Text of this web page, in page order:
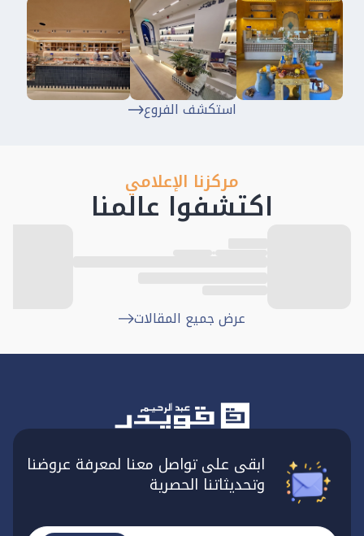
استكشف الفروع
مركزنا الإعلامي
اكتشفوا عالمنا
عرض جميع المقالات
ابقى على تواصل معنا لمعرفة عروضنا
وتحديثاتنا الحصرية